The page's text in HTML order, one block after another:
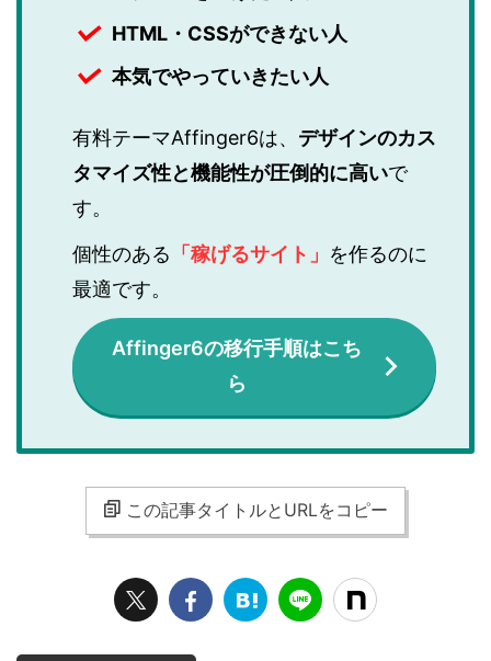
HTML・CSSができない人
本気でやっていきたい人
有料テーマAffinger6は、 デザインのカス
タマイズ性と機能性が圧倒的に高いで
す。
個性のある 「稼げるサイト」 を作るのに
最適です。
Affinger6の移行手順はこち
ら
この記事タイトルとURLをコピー